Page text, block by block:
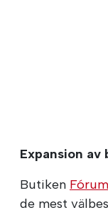
Expansion av
Butiken
de mest